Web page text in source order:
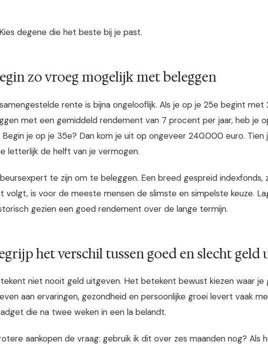
degene die het beste bij je past.
zo vroeg mogelijk met beleggen
rente is bijna ongelooflijk. Als je op je 25e begint
met een gemiddeld rendement van 7 procent per jaar, heb je
je op je 35e? Dan kom je uit op ongeveer 240.000 euro. Tien
letterlijk de helft van je vermogen.
te zijn om te beleggen. Een breed gespreid indexfonds,
volgt, is voor de meeste mensen de slimste en simpelste keuze.
gezien een goed rendement over de lange termijn.
het verschil tussen goed en slecht geld
niet nooit geld uitgeven. Het betekent bewust kiezen waar je
aan ervaringen, gezondheid en persoonlijke groei levert vaak
die na twee weken in een la belandt.
aankopen de vraag: gebruik ik dit over zes maanden nog? Als